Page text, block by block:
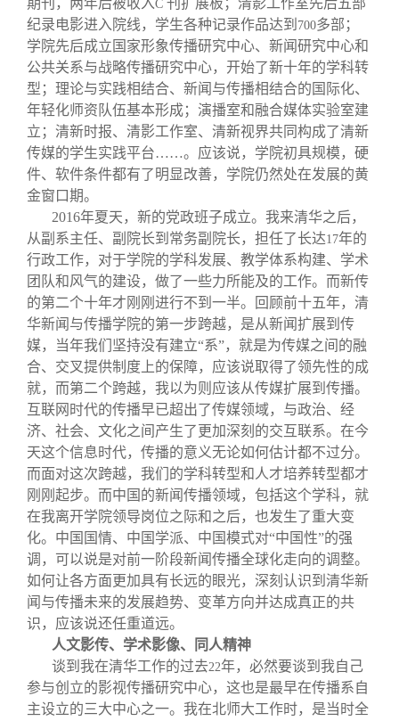
C
纪录电影进入院线，学生各种记录作品达到 700多部；
学院先后成立国家形象传播研究中心、新闻研究中心和
公共关系与战略传播研究中心，开始了新十年的学科转
型；理论与实践相结合、新闻与传播相结合的国际化、
年轻化师资队伍基本形成；演播室和融合媒体实验室建
立；清新时报、清影工作室、清新视界共同构成了清新
传媒的学生实践平台……。应该说，学院初具规模，硬
件、软件条件都有了明显改善，学院仍然处在发展的黄
金窗口期。
2016年夏天，新的党政班子成立。我来清华之后，
从副系主任、副院长到常务副院长，担任了长达17年的
行政工作，对于学院的学科发展、教学体系构建、学术
团队和风气的建设，做了一些力所能及的工作。而新传
的第二个十年才刚刚进行不到一半。回顾前十五年，清
华新闻与传播学院的第一步跨越，是从新闻扩展到传
媒，当年我们坚持没有建立“系”，就是为传媒之间的融
合、交叉提供制度上的保障，应该说取得了领先性的成
就，而第二个跨越，我以为则应该从传媒扩展到传播。
互联网时代的传播早已超出了传媒领域，与政治、经
济、社会、文化之间产生了更加深刻的交互联系。在今
天这个信息时代，传播的意义无论如何估计都不过分。
而面对这次跨越，我们的学科转型和人才培养转型都才
刚刚起步。而中国的新闻传播领域，包括这个学科，就
在我离开学院领导岗位之际和之后，也发生了重大变
化。中国国情、中国学派、中国模式对“中国性”的强
调，可以说是对前一阶段新闻传播全球化走向的调整。
如何让各方面更加具有长远的眼光，深刻认识到清华新
闻与传播未来的发展趋势、变革方向并达成真正的共
识，应该说还任重道远。
人文影传、学术影像、同人精神
谈到我在清华工作的过去22年，必然要谈到我自己
参与创立的影视传播研究中心，这也是最早在传播系自
主设立的三大中心之一。我在北师大工作时，是当时全